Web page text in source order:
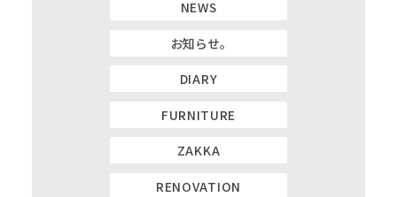
NEWS
お知らせ。
DIARY
FURNITURE
ZAKKA
RENOVATION